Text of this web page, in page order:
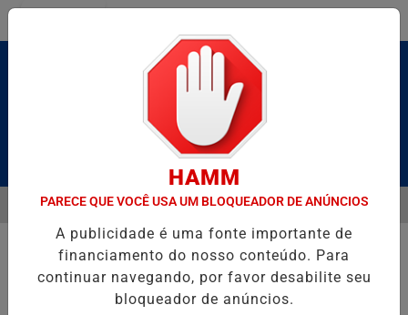
Pesquisar Notícia
HOMENAGEIA UZIEL BUENO NO TERRAÇO MINEIRO
EM ALTA
MENU
HAMM
PARECE QUE VOCÊ USA UM BLOQUEADOR DE ANÚNCIOS
A publicidade é uma fonte importante de
financiamento do nosso conteúdo. Para
continuar navegando, por favor desabilite seu
bloqueador de anúncios.